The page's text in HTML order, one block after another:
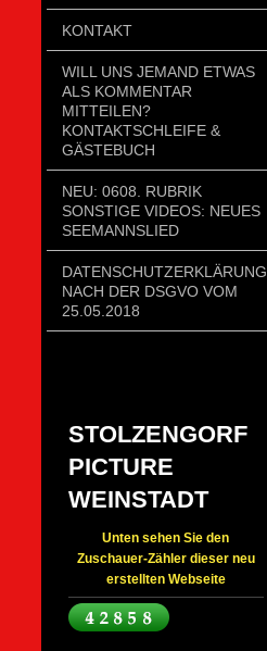
KONTAKT
WILL UNS JEMAND ETWAS
ALS KOMMENTAR
MITTEILEN?
KONTAKTSCHLEIFE &
GÄSTEBUCH
NEU: 0608. RUBRIK
SONSTIGE VIDEOS: NEUES
SEEMANNSLIED
DATENSCHUTZERKLÄRUNG
NACH DER DSGVO VOM
25.05.2018
STOLZENGORF
PICTURE
WEINSTADT
Unten sehen Sie den
Zuschauer-Zähler dieser neu
erstellten Webseite